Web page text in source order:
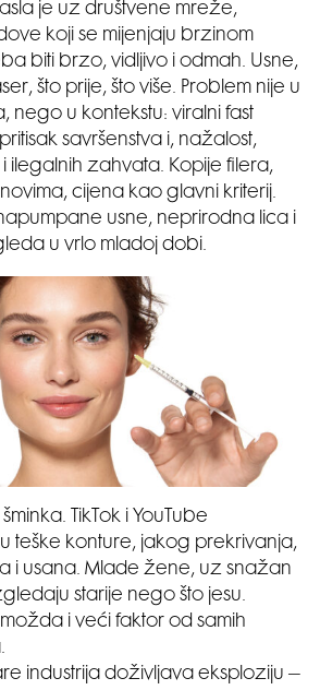
je uz društvene mreže,
koji se mijenjaju brzinom
biti brzo, vidljivo i odmah. Usne,
što prije, što više. Problem nije u
nego u kontekstu: viralni fast
savršenstva i, nažalost,
ilegalnih zahvata. Kopije filera,
cijena kao glavni kriterij.
usne, neprirodna lica i
u vrlo mladoj dobi.
TikTok i YouTube
teške konture, jakog prekrivanja,
i usana. Mlade žene, uz snažan
starije nego što jesu.
i veći faktor od samih
industrija doživljava eksploziju –